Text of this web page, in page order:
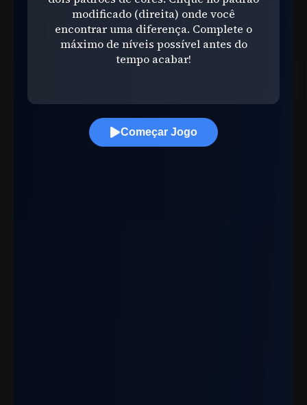
modificado (direita) onde você
encontrar uma diferença. Complete o
máximo de níveis possível antes do
tempo acabar!
Começar Jogo